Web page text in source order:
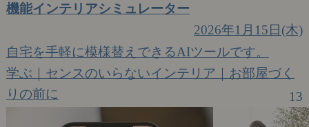
機能インテリアシミュレーター
2026年1月15日(木)
自宅を手軽に模様替えできるAIツールです。
学ぶ｜センスのいらないインテリア｜お部屋づく
りの前に
13